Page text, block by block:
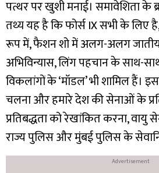
पत्थर पर खुशी मनाई। समावेशिता के
तथ्य यह है कि फोर्स IX सभी के लिए
रूप में, फैशन शो में अलग-अलग
अभिविन्यास, लिंग पहचान के साथ-
विकलांगों के ‘मॉडल’ भी शामिल हैं।
चलना और हमारे देश की सेनाओं के
प्रतिबद्धता को रेखांकित करना, वायु
राज्य पुलिस और मुंबई पुलिस के